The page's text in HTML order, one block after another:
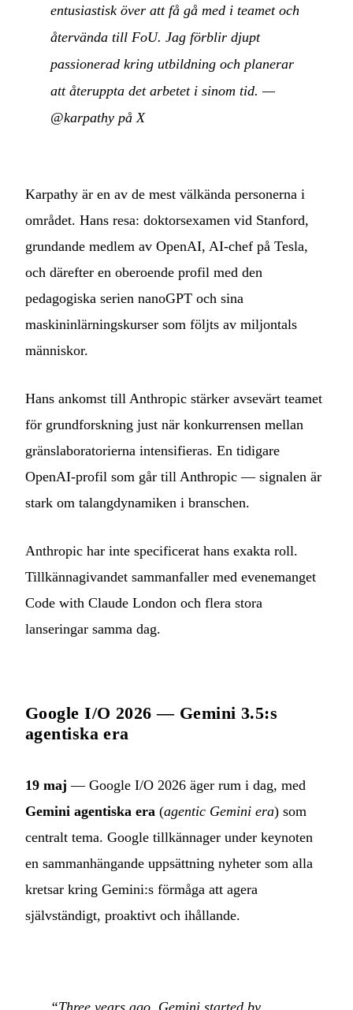
entusiastisk över att få gå med i teamet och
återvända till FoU. Jag förblir djupt
passionerad kring utbildning och planerar
att återuppta det arbetet i sinom tid. —
@karpathy på X
Karpathy är en av de mest välkända personerna i
området. Hans resa: doktorsexamen vid Stanford,
grundande medlem av OpenAI, AI-chef på Tesla,
och därefter en oberoende profil med den
pedagogiska serien nanoGPT och sina
maskininlärningskurser som följts av miljontals
människor.
Hans ankomst till Anthropic stärker avsevärt teamet
för grundforskning just när konkurrensen mellan
gränslaboratorierna intensifieras. En tidigare
OpenAI-profil som går till Anthropic — signalen är
stark om talangdynamiken i branschen.
Anthropic har inte specificerat hans exakta roll.
Tillkännagivandet sammanfaller med evenemanget
Code with Claude London och flera stora
lanseringar samma dag.
Google I/O 2026 — Gemini 3.5:s
agentiska era
19 maj — Google I/O 2026 äger rum i dag, med
Gemini agentiska era (agentic Gemini era) som
centralt tema. Google tillkännager under keynoten
en sammanhängande uppsättning nyheter som alla
kretsar kring Gemini:s förmåga att agera
självständigt, proaktivt och ihållande.